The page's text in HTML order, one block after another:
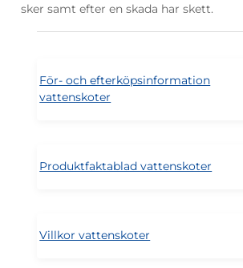
sker samt efter en skada har skett.
För- och efterköpsinformation
vattenskoter
Produktfaktablad vattenskoter
Villkor vattenskoter